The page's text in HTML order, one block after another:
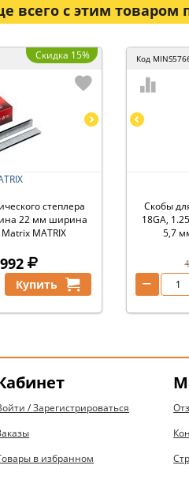
всего с этим товаром
Скидка 15%
степлера
22 мм ширина
MATRIX
992
Купить
Код
Скобы
18GA,
5,7
−
/ Зарегистрироваться
в избранном